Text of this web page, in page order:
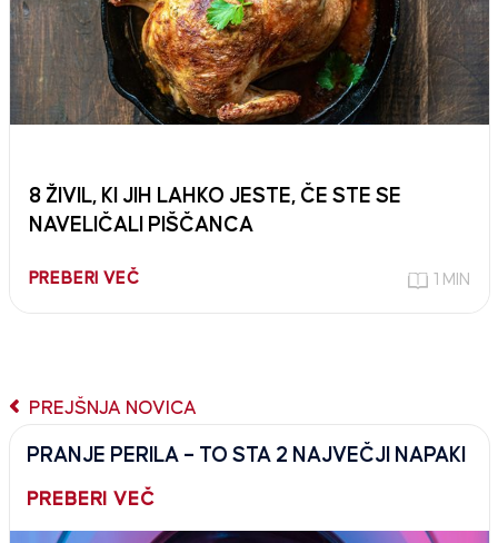
8 ŽIVIL, KI JIH LAHKO JESTE, ČE STE SE
NAVELIČALI PIŠČANCA
PREBERI VEČ 1 MIN
PREJŠNJA NOVICA
PRANJE PERILA – TO STA 2 NAJVEČJI NAPAKI
PREBERI VEČ